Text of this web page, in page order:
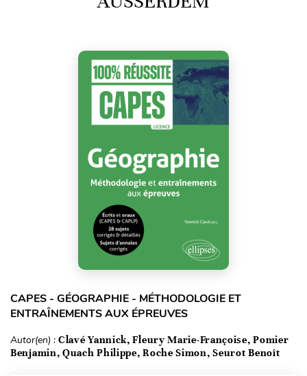
CAPES - GÉOGRAPHIE - MÉTHODOLOGIE ET
ENTRAÎNEMENTS AUX ÉPREUVES
Autor(en) : Clavé Yannick, Fleury Marie-Françoise, Pomier
Benjamin, Quach Philippe, Roche Simon, Seurot Benoît